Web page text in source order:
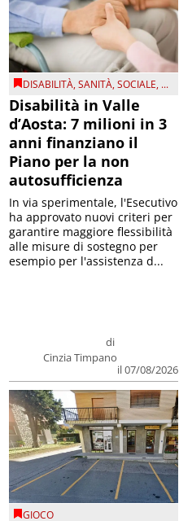
DISABILITÀ,SANITÀ,SOCIALE, ...
Disabilità in Valle
d’Aosta: 7 milioni in 3
anni finanziano il
Piano per la non
autosufficienza
di
Cinzia Timpano
il 07/08/2026
In via sperimentale, l'Esecutivo
ha approvato nuovi criteri per
garantire maggiore flessibilità
alle misure di sostegno per
esempio per l'assistenza d...
GIOCO